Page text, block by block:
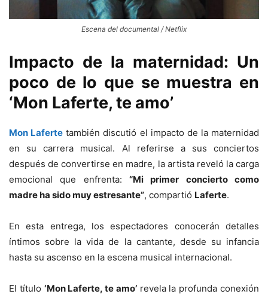
Escena del documental / Netflix
Impacto de la maternidad: Un
poco de lo que se muestra en
‘Mon Laferte, te amo’
Mon Laferte también discutió el impacto de la maternidad
en su carrera musical. Al referirse a sus conciertos
después de convertirse en madre, la artista reveló la carga
emocional que enfrenta: “Mi primer concierto como
madre ha sido muy estresante”, compartió Laferte.
En esta entrega, los espectadores conocerán detalles
íntimos sobre la vida de la cantante, desde su infancia
hasta su ascenso en la escena musical internacional.
El título ‘Mon Laferte, te amo’revela la profunda conexión